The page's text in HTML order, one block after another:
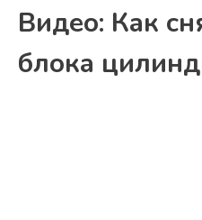
Видео: Как
блока